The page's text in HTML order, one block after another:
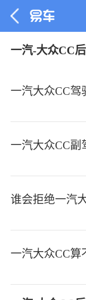
一汽-大众CC
一汽大众CC驾
一汽大众CC副
谁会拒绝一汽
一汽大众CC算